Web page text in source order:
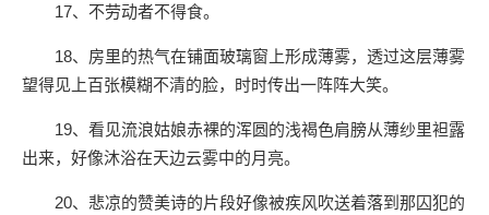
17、不劳动者不得食。
18、房里的热气在铺面玻璃窗上形成薄雾，透过这层薄雾
望得见上百张模糊不清的脸，时时传出一阵阵大笑。
19、看见流浪姑娘赤裸的浑圆的浅褐色肩膀从薄纱里袒露
出来，好像沐浴在天边云雾中的月亮。
20、悲凉的赞美诗的片段好像被疾风吹送着落到那囚犯的